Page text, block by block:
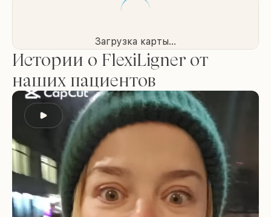
Загрузка карты...
Истории о FlexiLigner от
наших пациентов